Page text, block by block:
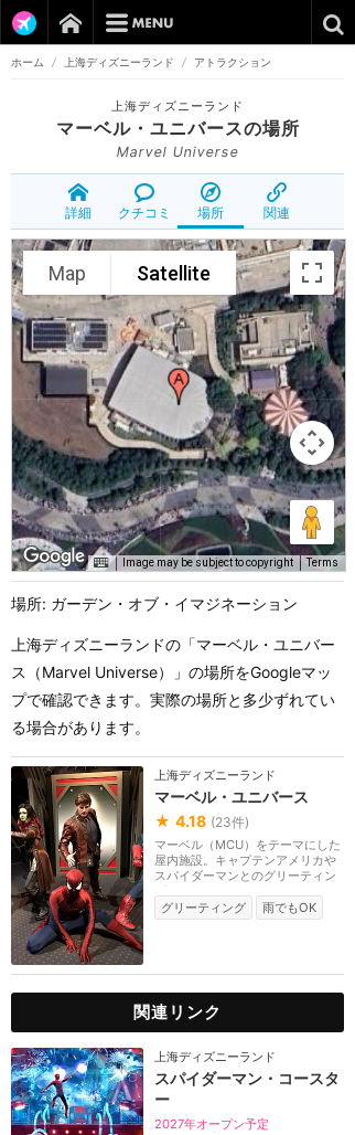
ホーム / 上海ディズニーランド / アトラクション
上海ディズニーランド
マーベル・ユニバースの場所
Marvel Universe
詳細 クチコミ 場所 関連
Map Satellite
Image may be subject to copyright Terms
場所: ガーデン・オブ・イマジネーション
上海ディズニーランドの「マーベル・ユニバー
ス（Marvel Universe）」の場所をGoogleマッ
プで確認できます。実際の場所と多少ずれてい
る場合があります。
上海ディズニーランド
マーベル・ユニバース
★ 4.18 (23件)
マーベル（MCU）をテーマにした
屋内施設。キャプテンアメリカや
スパイダーマンとのグリーティン
グ、アイアンマンの...
グリーティング
雨でもOK
関連リンク
上海ディズニーランド
スパイダーマン・コースタ
ー
2027年オープン予定